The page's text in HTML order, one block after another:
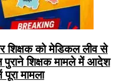
को मेडिकल लीव से
पुराने शिक्षक मामले में आदेश
मामला